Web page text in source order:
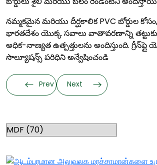
నమ్మకమైన మరియు దీర్ఘకాలిక PVC బోర్డుల
భారతదేశం యొక్క సవాలు వాతావరణాన్ని
అధిక-నాణ్యత ఉత్పత్తులను అందిస్తుంది. గ్రీన్‌ప్లై
సొల్యూషన్స్ పరిధిని అన్వేషించండి
Prev Next